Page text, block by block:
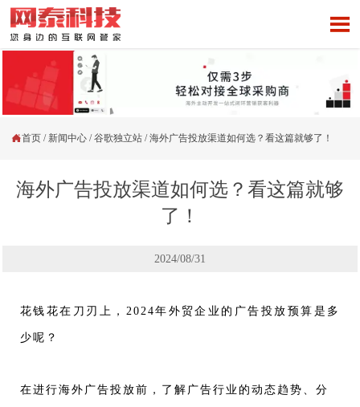

首页 / 新闻中心 /谷歌独立站 /海外广告投放渠道如何选？看这篇就够了！
海外广告投放渠道如何选？看这篇就够
了！
2024/08/31
花钱花在刀刃上，2024年外贸企业的广告投放预算是多
少呢？
在进行海外广告投放前，了解广告行业的动态趋势、分